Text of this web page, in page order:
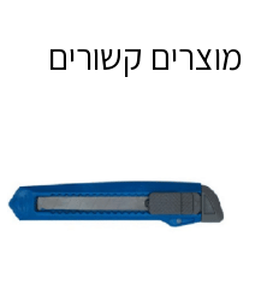
מוצרים קשורים